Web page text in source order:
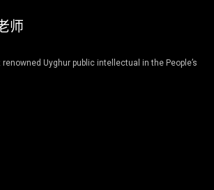
师
renowned Uyghur public intellectual in the People’s